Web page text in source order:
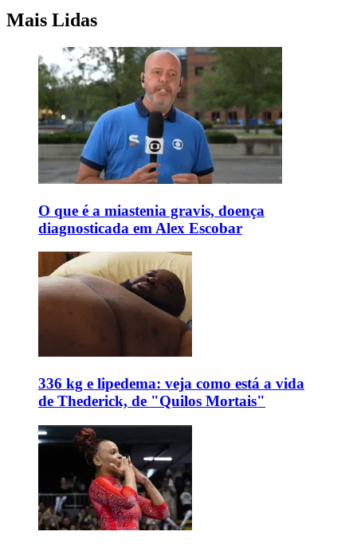
Mais Lidas
O que é a miastenia gravis, doença
diagnosticada em Alex Escobar
336 kg e lipedema: veja como está a vida
de Thederick, de "Quilos Mortais"